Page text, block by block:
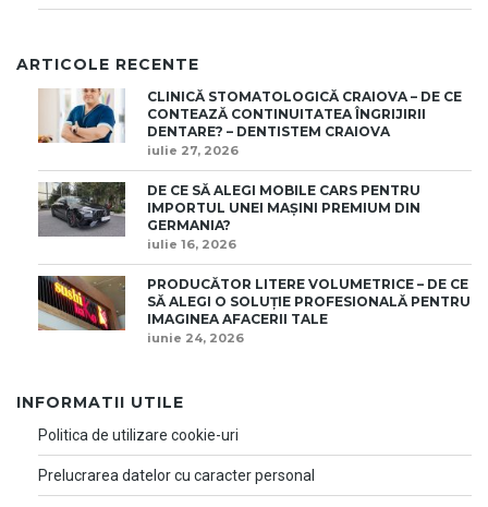
ARTICOLE RECENTE
CLINICĂ STOMATOLOGICĂ CRAIOVA – DE CE
CONTEAZĂ CONTINUITATEA ÎNGRIJIRII
DENTARE? – DENTISTEM CRAIOVA
iulie 27, 2026
DE CE SĂ ALEGI MOBILE CARS PENTRU
IMPORTUL UNEI MAȘINI PREMIUM DIN
GERMANIA?
iulie 16, 2026
PRODUCĂTOR LITERE VOLUMETRICE – DE CE
SĂ ALEGI O SOLUȚIE PROFESIONALĂ PENTRU
IMAGINEA AFACERII TALE
iunie 24, 2026
INFORMATII UTILE
Politica de utilizare cookie-uri
Prelucrarea datelor cu caracter personal